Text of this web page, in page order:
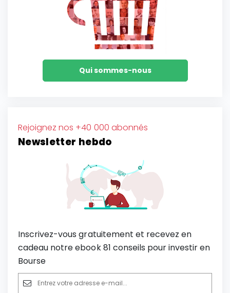
Qui sommes-nous
Rejoignez nos +40 000 abonnés
Newsletter hebdo
Inscrivez-vous gratuitement et recevez en
cadeau notre ebook 81 conseils pour investir en
Bourse